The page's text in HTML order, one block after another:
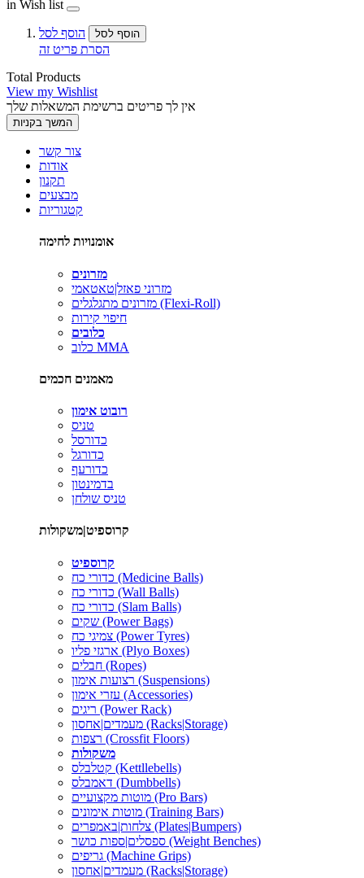
in Wish list
הוסף לסל הוסף לסל
הסרת פריט זה
Total Products
View my Wishlist
אין לך פריטים ברשימת המשאלות שלך
המשך בקניות
צור קשר
אודות
תקנון
מבצעים
קטגוריות
אומנויות לחימה
מזרונים
מזרוני פאזל|טאטאמי
מזרונים מתגלגלים (Flexi-Roll)
חיפוי קירות
כלובים
כלוב MMA
מאמנים חכמים
רובוט אימון
טניס
כדורסל
כדורגל
כדורעף
בדמינטון
טניס שולחן
קרוספיט|משקולות
קרוספיט
כדורי כח (Medicine Balls)
כדורי כח (Wall Balls)
כדורי כח (Slam Balls)
שקים (Power Bags)
צמיגי כח (Power Tyres)
ארגזי פליו (Plyo Boxes)
חבלים (Ropes)
רצועות אימון (Suspensions)
עזרי אימון (Accessories)
ריגים (Power Rack)
מעמדים|אחסון (Racks|Storage)
רצפות (Crossfit Floors)
משקולות
קטלבלס (Kettllebells)
דאמבלס (Dumbbells)
מוטות מקצועיים (Pro Bars)
מוטות אימונים (Training Bars)
צלחות|באמפרים (Plates|Bumpers)
ספסלים|ספות כושר (Weight Benches)
גריפים (Machine Grips)
מעמדים|אחסון (Racks|Storage)